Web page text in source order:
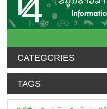
CATEGORIES
TAGS